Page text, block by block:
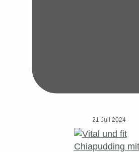
21 Juli 2024